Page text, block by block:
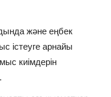
және еңбек
істеуге арнайы
киімдерін